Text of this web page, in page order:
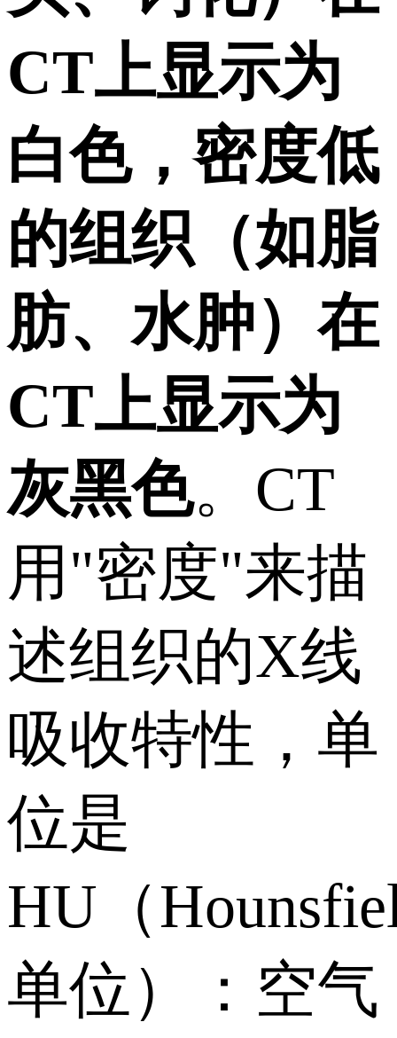
CT上显示为
白色，密度低
的组织（如脂
肪、水肿）在
CT上显示为
灰黑色。CT
用"密度"来描
述组织的X线
吸收特性，单
位是
HU（
单位）：空气